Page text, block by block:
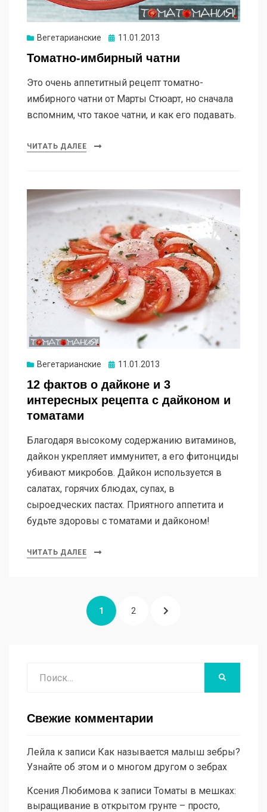
Вегетарианские Опубликовано
11.01.2013
Томатно-имбирный чатни
Это очень аппетитный рецепт томатно-
имбирного чатни от Марты Стюарт, но сначала
вспомним, что такое чатни, и как его подавать.
ЧИТАТЬ ДАЛЕЕ
Вегетарианские Опубликовано
11.01.2013
12 фактов о дайконе и 3
интересных рецепта с дайконом и
томатами
Благодаря высокому содержанию витаминов,
дайкон укрепляет иммунитет, а его фитонциды
убивают микробов. Дайкон используется в
салатах, горячих блюдах, супах, в
сыроедческих пастах. Приятного аппетита и
будьте здоровы с томатами и дайконом!
ЧИТАТЬ ДАЛЕЕ
СТРАНИЦА
1 СТРАНИЦА
2 СЛЕДУЮЩАЯ
Свежие комментарии
Лейла к записи Как называется малыш зебры?
Узнайте об этом и о многом другом о зебрах
Ксения Любимова к записи Томаты в мешках:
выращивание в открытом грунте – просто,